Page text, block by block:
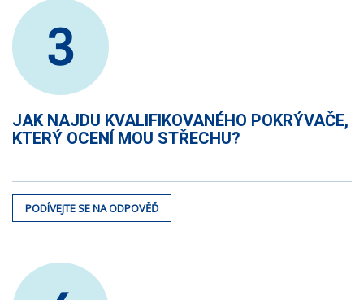
3
JAK NAJDU KVALIFIKOVANÉHO POKRÝVAČE,
KTERÝ OCENÍ MOU STŘECHU?
PODÍVEJTE SE NA ODPOVĚĎ